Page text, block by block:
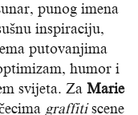
punog imena
inspiraciju,
putovanjima
humor i
svijeta. Za Marie
graffitiscene